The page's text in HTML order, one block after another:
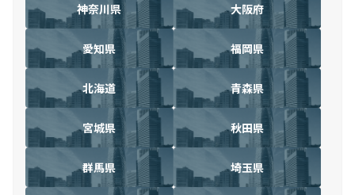
神奈川県 大阪府
愛知県 福岡県
北海道 青森県
宮城県 秋田県
群馬県 埼玉県